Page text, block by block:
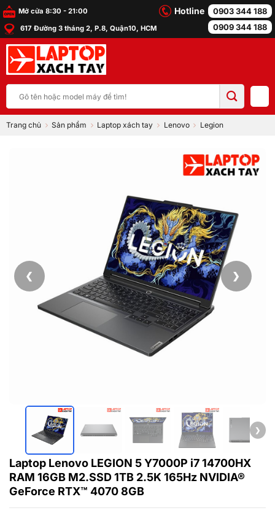
Bỏ
qua
nội
dung
Mở cửa 8:30 - 21:00
617 Đường 3 tháng 2, P.8, Quận10, HCM
Hotline
0903 344 188
0909 344 188
kiếm:
Trang chủ Sản phẩm Laptop xách tay Lenovo Legion
❮ ❯
❯
Laptop Lenovo LEGION 5 Y7000P i7 14700HX
RAM 16GB M2.SSD 1TB 2.5K 165Hz NVIDIA®
GeForce RTX™ 4070 8GB